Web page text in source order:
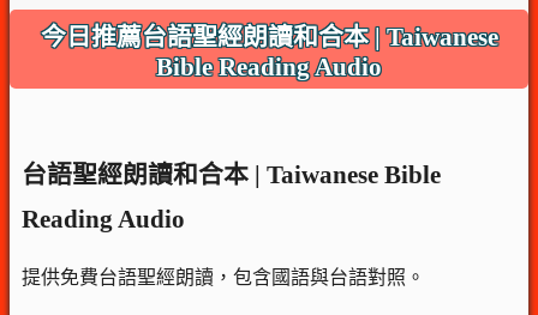
今日推薦台語聖經朗讀和合本 | Taiwanese
Bible Reading Audio
台語聖經朗讀和合本 | Taiwanese Bible
Reading Audio
提供免費台語聖經朗讀，包含國語與台語對照。